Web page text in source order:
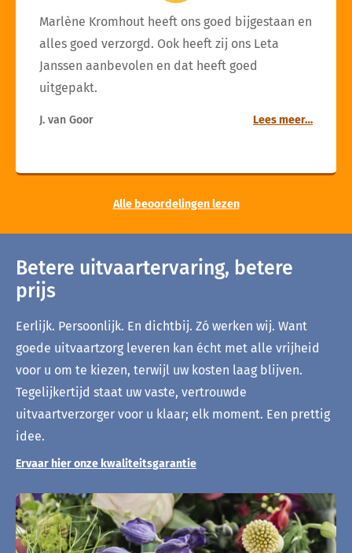
Marlène Kromhout heeft ons goed bijgestaan en
alles goed verzorgd. Ook heeft zij ons Leta
Janssen aanbevolen en dat heeft goed
uitgepakt.
J. van Goor Lees meer…
Alle beoordelingen lezen
Betere uitvaartervaring, betere
prijs
Eerlijk. Persoonlijk. En dichtbij. Zó werken wij. Want
goede uitvaartzorg leveren kan écht met alle vrijheid
voor u om te kiezen, terwijl uw kosten laag blijven.
Tegelijkertijd staat uw vaste, vertrouwde
uitvaartverzorger voor u klaar; elk moment. Een prettig
idee.
Ervaar hier onze kwaliteitsgarantie